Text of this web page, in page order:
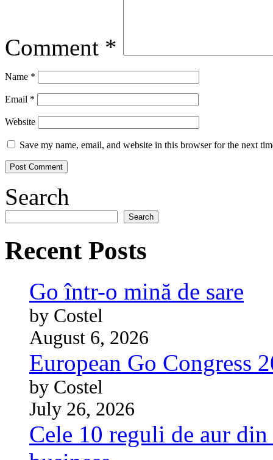
Comment *
Name *
Email *
Website
Save my name, email, and website in this browser for the next
Search
Search
Recent Posts
Go într-o mină de sare
by Costel
August 6, 2026
European Go Congress
by Costel
July 26, 2026
Cele 10 reguli de aur